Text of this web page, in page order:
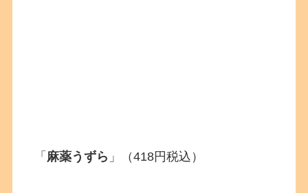
「 麻薬うずら 」（418円税込）